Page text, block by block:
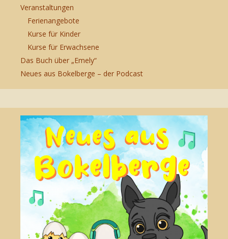
Veranstaltungen
Ferienangebote
Kurse für Kinder
Kurse für Erwachsene
Das Buch über „Emely“
Neues aus Bokelberge – der Podcast